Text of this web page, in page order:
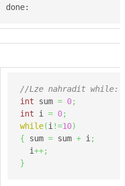
done:
//Lze nahradit while:
int sum = 0;
int i = 0;
while(i !=10)
{ sum = sum + i ;
  i
++;
}